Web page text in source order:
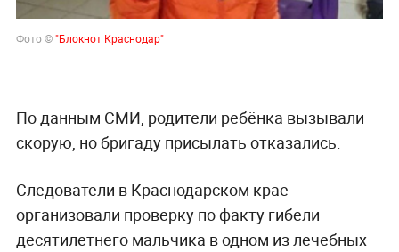
Фото ©"Блокнот Краснодар"
По данным СМИ, родители ребёнка вызывали
скорую, но бригаду присылать отказались.
Следователи в Краснодарском крае
организовали проверку по факту гибели
десятилетнего мальчика в одном из лечебных